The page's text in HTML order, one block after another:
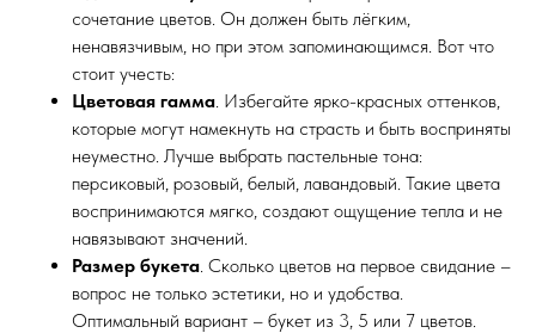
сочетание цветов. Он должен быть лёгким,
ненавязчивым, но при этом запоминающимся. Вот что
стоит учесть:
Цветовая гамма. Избегайте ярко-красных оттенков,
которые могут намекнуть на страсть и быть восприняты
неуместно. Лучше выбрать пастельные тона:
персиковый, розовый, белый, лавандовый. Такие цвета
воспринимаются мягко, создают ощущение тепла и не
навязывают значений.
Размер букета. Сколько цветов на первое свидание –
вопрос не только эстетики, но и удобства.
Оптимальный вариант – букет из 3, 5 или 7 цветов.